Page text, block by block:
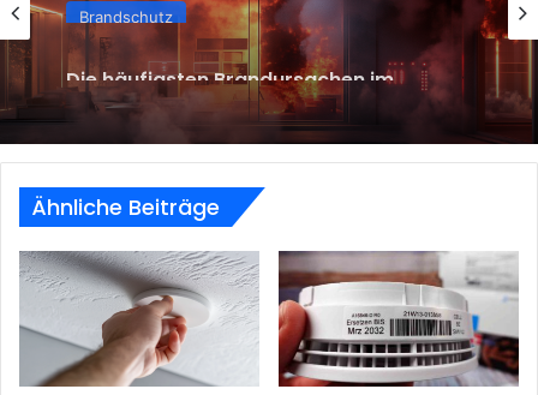
Brandschutz
Die häufigsten Brandursachen im
Haushalt – und wie du sie vermeidest
Ähnliche Beiträge